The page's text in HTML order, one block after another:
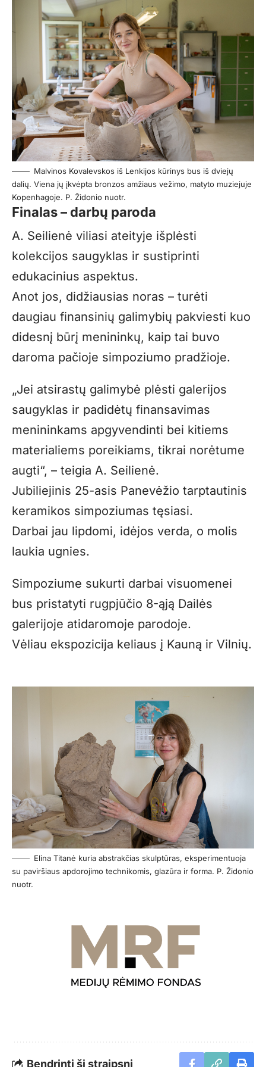
Malvinos Kovalevskos iš Lenkijos kūrinys bus iš dviejų
dalių. Viena jų įkvėpta bronzos amžiaus vežimo, matyto muziejuje
Kopenhagoje. P. Židonio nuotr.
Finalas – darbų paroda
A. Seilienė viliasi ateityje išplėsti
kolekcijos saugyklas ir sustiprinti
edukacinius aspektus.
Anot jos, didžiausias noras – turėti
daugiau finansinių galimybių pakviesti kuo
didesnį būrį menininkų, kaip tai buvo
daroma pačioje simpoziumo pradžioje.
„Jei atsirastų galimybė plėsti galerijos
saugyklas ir padidėtų finansavimas
menininkams apgyvendinti bei kitiems
materialiems poreikiams, tikrai norėtume
augti“, – teigia A. Seilienė.
Jubiliejinis 25-asis Panevėžio tarptautinis
keramikos simpoziumas tęsiasi.
Darbai jau lipdomi, idėjos verda, o molis
laukia ugnies.
Simpoziume sukurti darbai visuomenei
bus pristatyti rugpjūčio 8-ąją Dailės
galerijoje atidaromoje parodoje.
Vėliau ekspozicija keliaus į Kauną ir Vilnių.
Elina Titanė kuria abstrakčias skulptūras, eksperimentuoja
su paviršiaus apdorojimo technikomis, glazūra ir forma. P. Židonio
nuotr.
Bendrinti šį straipsnį